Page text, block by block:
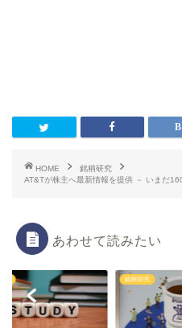
HOME
銘柄研究
AT&Tが株主へ最新情報を提供 － いまだ
あわせて読みたい
銘柄研究